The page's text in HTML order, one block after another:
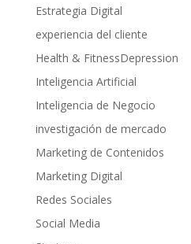
Estrategia Digital
experiencia del cliente
Health & FitnessDepression
Inteligencia Artificial
Inteligencia de Negocio
investigación de mercado
Marketing de Contenidos
Marketing Digital
Redes Sociales
Social Media